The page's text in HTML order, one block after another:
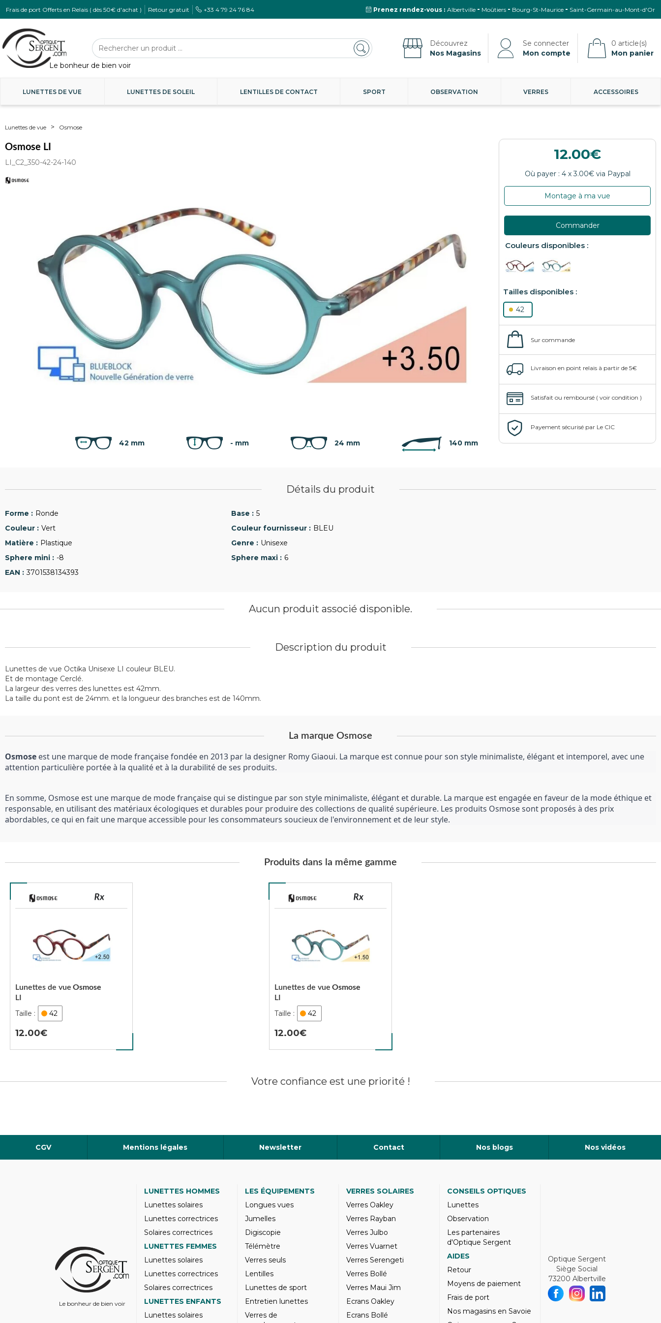
Frais de port Offerts en Relais ( dès 50€ d'achat ) Retour gratuit +33 4 79 24 76 84 Prenez rendez-vous : Albertville Moûtiers Bourg-St-Maurice Saint-Germain-au-Mont-d'Or
Nos Magasins Mon compte Mon panier
LUNETTES DE VUE LUNETTES DE SOLEIL LENTILLES DE CONTACT SPORT OBSERVATION VERRES ACCESSOIRES
Lunettes de vue Osmose
Osmose LI
LI_C2_350-42-24-140
42 mm - mm 24 mm 140 mm
12.00
Montage à ma vue
Commander
42
Détails du produit
Ronde
5
Vert
BLEU
Plastique
Unisexe
-8
6
3701538134393
Description du produit
Lunettes de vue Octika Unisexe LI couleur BLEU.
Et de montage Cerclé.
La largeur des verres des lunettes est 42mm.
La taille du pont est de 24mm. et la longueur des branches est de 140mm.
La marque Osmose
Osmose est une marque de mode française fondée en 2013 par la designer Romy Giaoui. La marque est connue pour son style minimaliste, élégant et intemporel, avec une
attention particulière portée à la qualité et à la durabilité de ses produits.
En somme, Osmose est une marque de mode française qui se distingue par son style minimaliste, élégant et durable. La marque est engagée en faveur de la mode éthique et
responsable, en utilisant des matériaux écologiques et durables pour produire des collections de qualité supérieure. Les produits Osmose sont proposés à des prix
abordables, ce qui en fait une marque accessible pour les consommateurs soucieux de l'environnement et de leur style.
Produits dans la même gamme
LI
Lunettes de vue Osmose
42
12.00
LI
Lunettes de vue Osmose
42
12.00
Aucun produit associé disponible.
Votre confiance est une priorité !
CGV Mentions légales Newsletter Contact Nos blogs Nos vidéos
Le bonheur de bien voir
LUNETTES HOMMES
Lunettes solaires
Lunettes correctrices
Solaires correctrices
LUNETTES FEMMES
Lunettes solaires
Lunettes correctrices
Solaires correctrices
LUNETTES ENFANTS
Lunettes solaires
LES ÉQUIPEMENTS
Longues vues
Jumelles
Digiscopie
Télémètre
Verres seuls
Lentilles
Lunettes de sport
Entretien lunettes
Verres de
VERRES SOLAIRES
Verres Oakley
Verres Rayban
Verres Julbo
Verres Vuarnet
Verres Serengeti
Verres Bollé
Verres Maui Jim
Ecrans Oakley
Ecrans Bollé
CONSEILS OPTIQUES
Lunettes
Observation
Les partenaires
d'Optique Sergent
AIDES
Retour
Moyens de paiement
Frais de port
Nos magasins en Savoie
Optique Sergent
Siège Social
73200 Albertville